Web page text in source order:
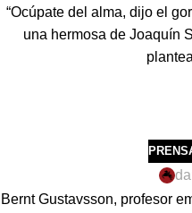
“Ocúpate del alma, dijo el
una hermosa de Joaquín
Bernt Gustavsson, profesor